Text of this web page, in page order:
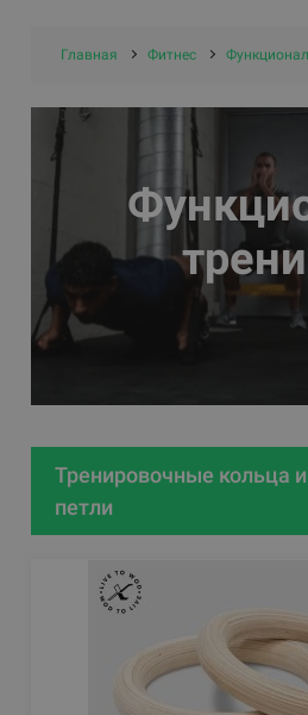
Главная Фитнес
Тренировочные кольца и
петли